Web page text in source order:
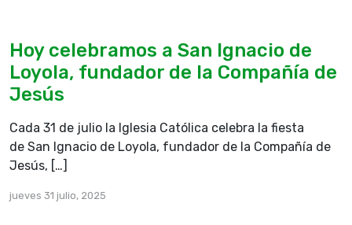
Hoy celebramos a San Ignacio de
Loyola, fundador de la Compañía de
Jesús
Cada 31 de julio la Iglesia Católica celebra la fiesta
de San Ignacio de Loyola, fundador de la Compañía de
Jesús, […]
jueves 31 julio, 2025